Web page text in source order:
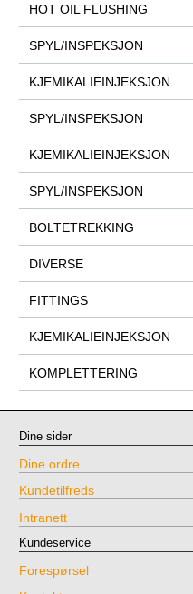
HOT OIL FLUSHING
SPYL/INSPEKSJON
KJEMIKALIEINJEKSJON
SPYL/INSPEKSJON
KJEMIKALIEINJEKSJON
SPYL/INSPEKSJON
BOLTETREKKING
DIVERSE
FITTINGS
KJEMIKALIEINJEKSJON
KOMPLETTERING
Dine sider
Dine ordre
Kundetilfreds
Intranett
Kundeservice
Forespørsel